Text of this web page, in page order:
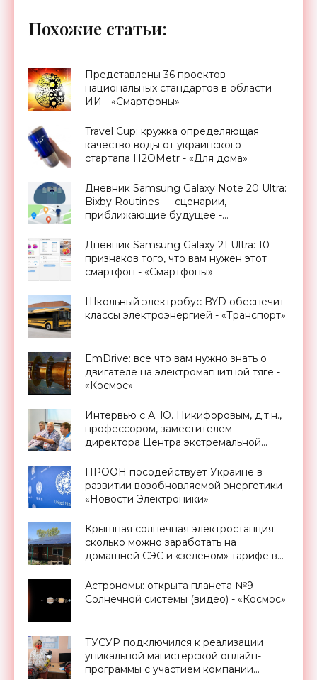
Похожие статьи:
Представлены 36 проектов
национальных стандартов в области
ИИ - «Смартфоны»
Travel Cup: кружка определяющая
качество воды от украинского
стартапа H2OMetr - «Для дома»
Дневник Samsung Galaxy Note 20 Ultra:
Bixby Routines — сценарии,
приближающие будущее -
Дневник Samsung Galaxy 21 Ultra: 10
признаков того, что вам нужен этот
смартфон - «Смартфоны»
Школьный электробус BYD обеспечит
классы электроэнергией - «Транспорт»
EmDrive: все что вам нужно знать о
двигателе на электромагнитной тяге -
«Космос»
Интервью с А. Ю. Никифоровым, д.т.н.,
профессором, заместителем
директора Центра экстремальной
МИФИ - «Смартфоны»
ПРООН посодействует Украине в
развитии возобновляемой энергетики -
«Новости Электроники»
Крышная солнечная электростанция:
сколько можно заработать на
домашней СЭС и «зеленом» тарифе в
Астрономы: открыта планета №9
Солнечной системы (видео) - «Космос»
ТУСУР подключился к реализации
уникальной магистерской онлайн-
программы с участием компании